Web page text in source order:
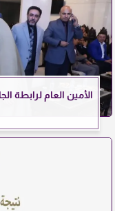
الأمين العام لرابطة